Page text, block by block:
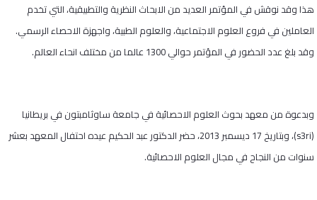
هذا وقد نوقش في المؤتمر العديد من الابحاث النظرية والتطبيقية، التي تخدم
العاملين في فروع العلوم الاجتماعية، والعلوم الطبية، واجهزة الاحصاء الرسمي.
وقد بلغ عدد الحضور في المؤتمر حوالي 1300 عالما من مختلف انحاء العالم.
وبدعوة من معهد بحوث العلوم الاحصائية في جامعة ساوثامبتون في بريطانيا
(
s3ri
)، وبتاريخ 17 ديسمبر 2013، حضر الدكتور عبد الحكيم عيده احتفال المعهد بعشر
سنوات من النجاح في مجال العلوم الاحصائية.